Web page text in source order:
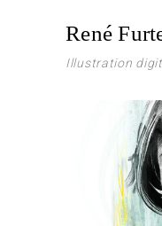
René
Illustration